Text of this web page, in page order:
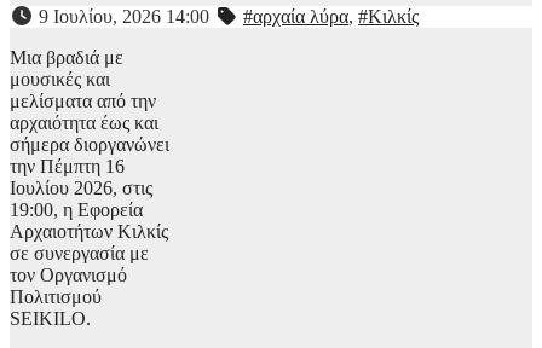
9 Ιουλίου, 2026 14:00 #αρχαία λύρα, #Κιλκίς
Μια βραδιά με
μουσικές και
μελίσματα από την
αρχαιότητα έως και
σήμερα διοργανώνει
την Πέμπτη 16
Ιουλίου 2026, στις
19:00, η Εφορεία
Αρχαιοτήτων Κιλκίς
σε συνεργασία με
τον Οργανισμό
Πολιτισμού
SEIKILO.